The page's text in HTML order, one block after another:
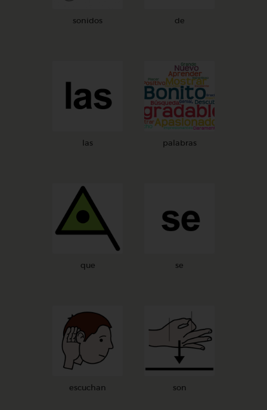
sonidos de
las palabras
que se
escuchan son